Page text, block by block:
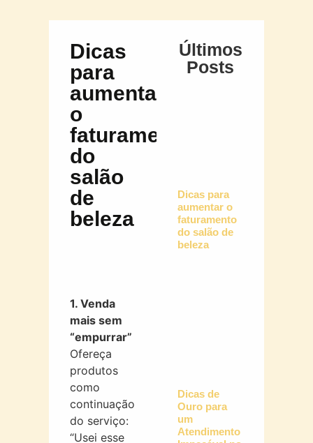
Dicas
para
aumentar
o
faturamento
do
salão
de
beleza
1. Venda
mais sem
“empurrar”
Ofereça
produtos
como
continuação
do serviço:
“Usei esse
Últimos
Posts
Dicas para
aumentar o
faturamento
do salão de
beleza
Dicas de
Ouro para
um
Atendimento